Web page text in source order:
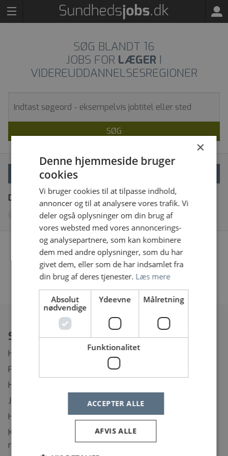
SØG BLANDT 16
JOBS FOR LÆGER I
VIDEREUDDANNELSESREGIONER
SØG
Dine filtre
Fjern alle
Videreuddannelsesregionerx
Vi fandt desværre ingen jobopslag, prøv at søge på
noget andet eller fjern nogle af dine filtre
Spørgsmål?
Hvordan ændrer eller afmelder jeg min Jobagent?
Find rundt på Sundhedsjobs.dk
Hvordan opretter jeg mig som bruger?
Jeg har glemt mit brugernavn
Hvordan ændrer jeg mit password?
Kontaktinformation til support på regionernes
rekrutteringssystemer
×
Denne hjemmeside bruger
cookies
Vi bruger cookies til at tilpasse indhold,
annoncer og til at analysere vores trafik. Vi
deler også oplysninger om din brug af
vores websted med vores annoncerings-
og analysepartnere, som kan kombinere
dem med andre oplysninger, som du har
givet dem, eller som de har indsamlet fra
din brug af deres tjenester. Læs mere
Absolut
nødvendige
Ydeevne Målretning
Funktionalitet
ACCEPTER ALLE
AFVIS ALLE